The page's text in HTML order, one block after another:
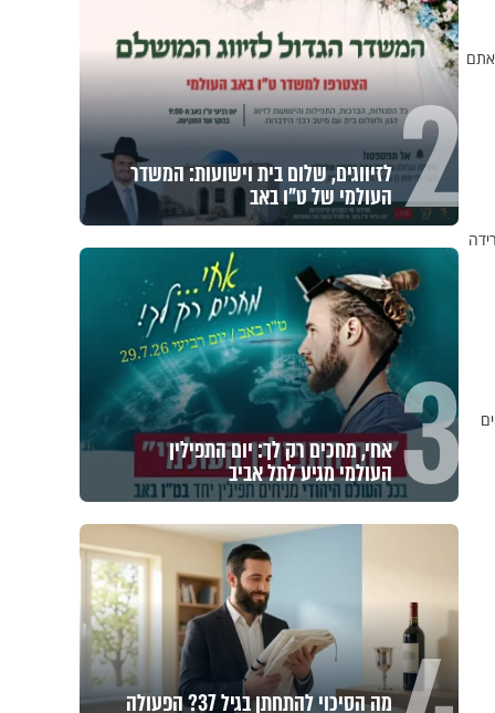
אתם
2 לזיווגים, שלום בית וישועות: המשדר
העולמי של ט"ו באב
3 אחי, מחכים רק לך: יום התפילין
העולמי מגיע לתל אביב
מה הסיכוי להתחתן בגיל 37? הפעולה